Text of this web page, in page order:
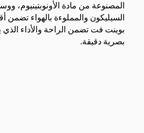
المصنوعة من مادة الأونوبتينيوم،
السيليكون والمملوءة بالهواء
بوينت فت تضمن الراحة والأداء
بصرية دقيقة.